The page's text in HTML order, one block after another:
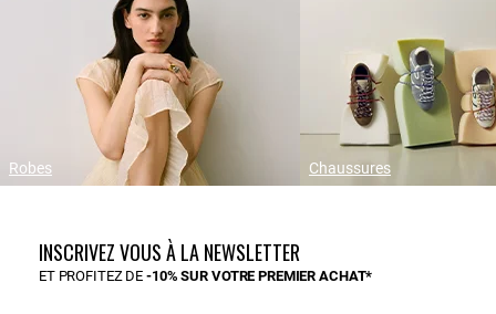
Robes Chaussures
INSCRIVEZ VOUS À LA NEWSLETTER
ET PROFITEZ DE-10% SUR VOTRE PREMIER ACHAT*